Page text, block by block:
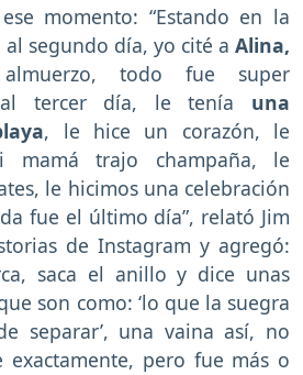
momento: “Estando en la
segundo día, yo cité a Alina,
todo fue super
al tercer día, le tenía una
, le hice un corazón, le
mamá trajo champaña, le
le hicimos una celebración
fue el último día”, relató Jim
de Instagram y agregó:
saca el anillo y dice unas
son como: ‘lo que la suegra
separar’, una vaina así, no
exactamente, pero fue más o